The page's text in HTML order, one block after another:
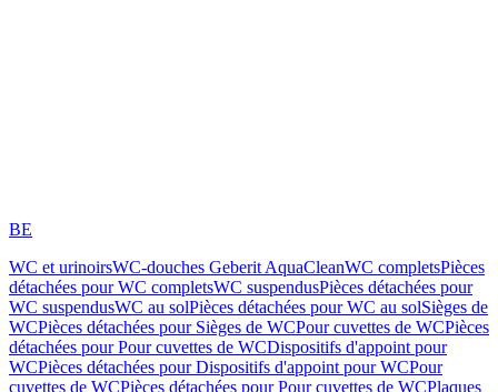
BE
WC et urinoirsWC-douches Geberit AquaCleanWC completsPièces
détachées pour WC completsWC suspendusPièces détachées pour
WC suspendusWC au solPièces détachées pour WC au solSièges de
WCPièces détachées pour Sièges de WCPour cuvettes de WCPièces
détachées pour Pour cuvettes de WCDispositifs d'appoint pour
WCPièces détachées pour Dispositifs d'appoint pour WCPour
cuvettes de WCPièces détachées pour Pour cuvettes de WCPlaques